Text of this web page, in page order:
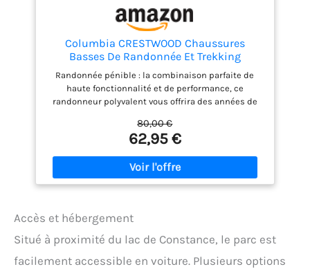
Columbia CRESTWOOD Chaussures
Basses De Randonnée Et Trekking
Homme, Noir (Shark x Columbia Grey), 44
EU
Randonnée pénible : la combinaison parfaite de
haute fonctionnalité et de performance, ce
randonneur polyvalent vous offrira des années de
80,00 €
62,95 €
Accès et hébergement
Situé à proximité du lac de Constance, le parc est
facilement accessible en voiture. Plusieurs options